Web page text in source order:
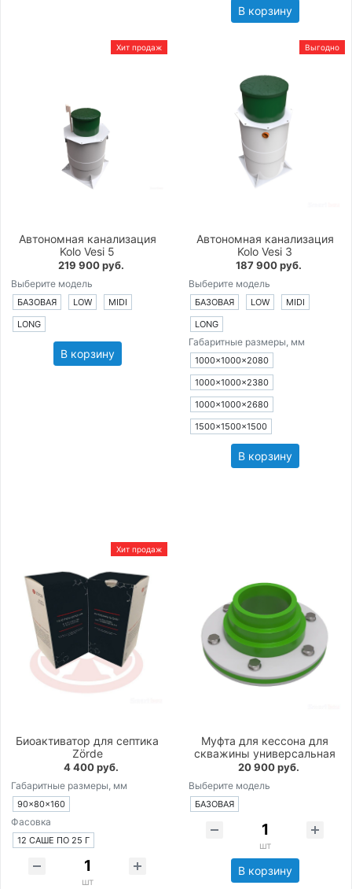
В корзину
Хит продаж
Автономная канализация
Kolo Vesi 5
219 900 руб.
Выберите модель
БАЗОВАЯ LOW
MIDI
LONG
В корзину
Выгодно
Автономная канализация
Kolo Vesi 3
187 900 руб.
Выберите модель
БАЗОВАЯ LOW
MIDI
LONG
Габаритные размеры, мм
1000×1000×2080
1000×1000×2380
1000×1000×2680
1500×1500×1500
В корзину
Хит продаж
Биоактиватор для септика
Zörde
4 400 руб.
Габаритные размеры, мм
90×80×160
Фасовка
12 САШЕ ПО 25 Г
шт
Муфта для кессона для
скважины универсальная
20 900 руб.
Выберите модель
БАЗОВАЯ
шт
В корзину